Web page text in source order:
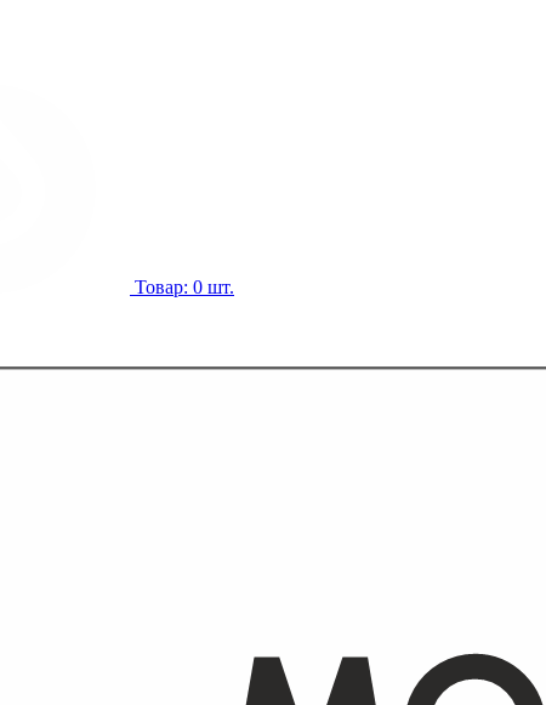
Товар: 0 шт.